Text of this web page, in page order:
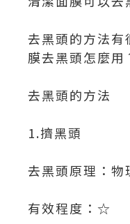
去黑頭的方法
膜去黑頭怎麼用
去黑頭的方法
1.擠黑頭
去黑頭原理：物
有效程度：☆